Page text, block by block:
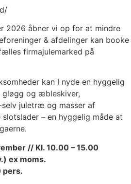
2026 åbner vi op for at mindre
& afdelinger kan booke
firmajulemarked på
kan I nyde en hyggelig
gløgg og æbleskiver,
juletræ og masser af
– en hyggelig måde at
// Kl. 10.00 – 15.00
ex moms.
pers.